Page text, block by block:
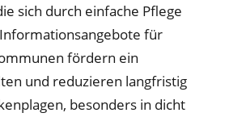
sich durch einfache Pflege
für
fördern ein
und reduzieren langfristig
besonders in dicht